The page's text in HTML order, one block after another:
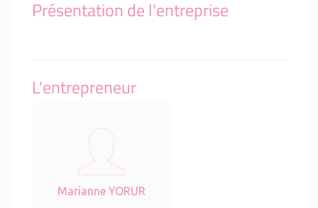
Présentation de l'entreprise
L'entrepreneur
Marianne YORUR